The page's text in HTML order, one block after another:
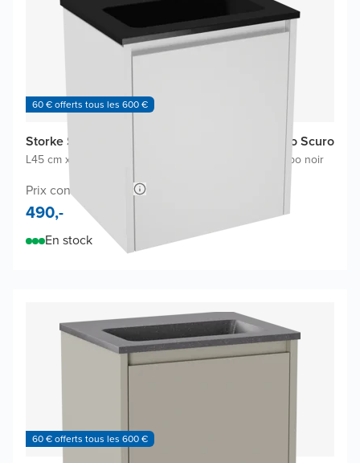
60 € offerts tous les 600 €
Storke Seda meuble salle de bains avec lavabo Scuro
L45 cm x P35 cm Lavabo noir
Prix conseillé 908,-
490,-
En stock
60 € offerts tous les 600 €